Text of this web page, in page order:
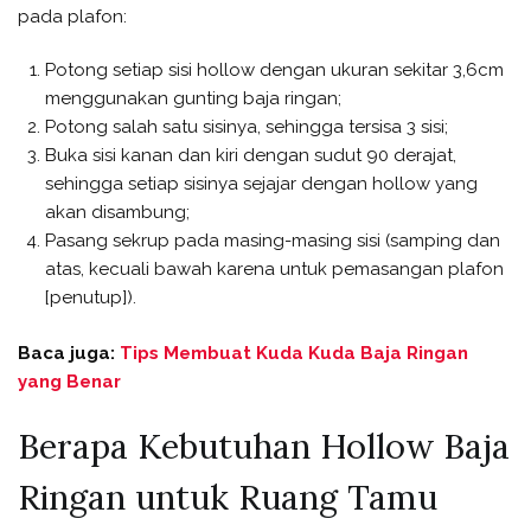
pada plafon:
Potong setiap sisi hollow dengan ukuran sekitar 3,6cm
menggunakan gunting baja ringan;
Potong salah satu sisinya, sehingga tersisa 3 sisi;
Buka sisi kanan dan kiri dengan sudut 90 derajat,
sehingga setiap sisinya sejajar dengan hollow yang
akan disambung;
Pasang sekrup pada masing-masing sisi (samping dan
atas, kecuali bawah karena untuk pemasangan plafon
[penutup]).
Baca juga: Tips Membuat Kuda Kuda Baja Ringan
yang Benar
Berapa Kebutuhan Hollow Baja
Ringan untuk Ruang Tamu